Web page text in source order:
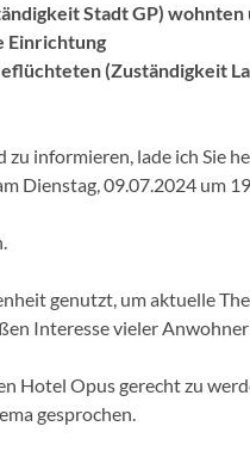
Stadt GP) wohnten
Einrichtung
(Zuständigkeit
informieren, lade ich Sie
Dienstag, 09.07.2024 um
genutzt, um aktuelle
Interesse vieler
Hotel Opus gerecht zu
gesprochen.